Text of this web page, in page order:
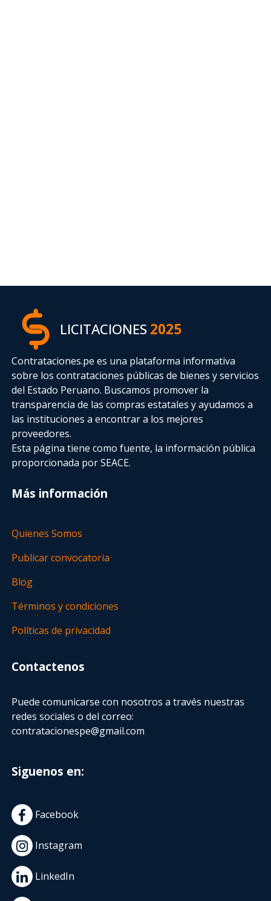
LICITACIONES2025
Contrataciones.pe es una plataforma informativa
sobre los contrataciones públicas de bienes y servicios
del Estado Peruano. Buscamos promover la
transparencia de las compras estatalesy ayudamos a
las instituciones a encontrar a los mejores
proveedores.
Esta página tiene como fuente, la información pública
proporcionada por SEACE.
Más información
Quienes Somos
Publicar convocatoria
Blog
Términos y condiciones
Políticas de privacidad
Contactenos
Puede comunicarse con nosotros a través nuestras
redes sociales o del correo:
contratacionespe@gmail.com
Siguenos en:
Facebook
Instagram
LinkedIn